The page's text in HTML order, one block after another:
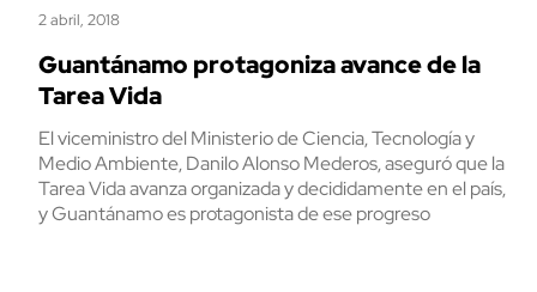
2 abril, 2018
Guantánamo protagoniza avance de la
Tarea Vida
El viceministro del Ministerio de Ciencia, Tecnología y
Medio Ambiente, Danilo Alonso Mederos, aseguró que la
Tarea Vida avanza organizada y decididamente en el país,
y Guantánamo es protagonista de ese progreso